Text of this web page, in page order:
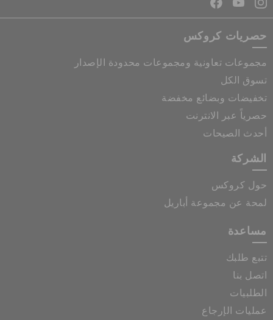
حصريات كروكس
مجموعات تعاونية ومجموعات محدودة الإصدار
تسوق الكل
تخفيضات وبضائع مخفضة
حصرياً عبر الانترنت
أحدث الصيحات
الشركة
حول كروكس
لمحة عن مجموعة أباريل
مساعدة
تتبع طلبك
اتصل بنا
الطلبيات
عمليات الإرجاع